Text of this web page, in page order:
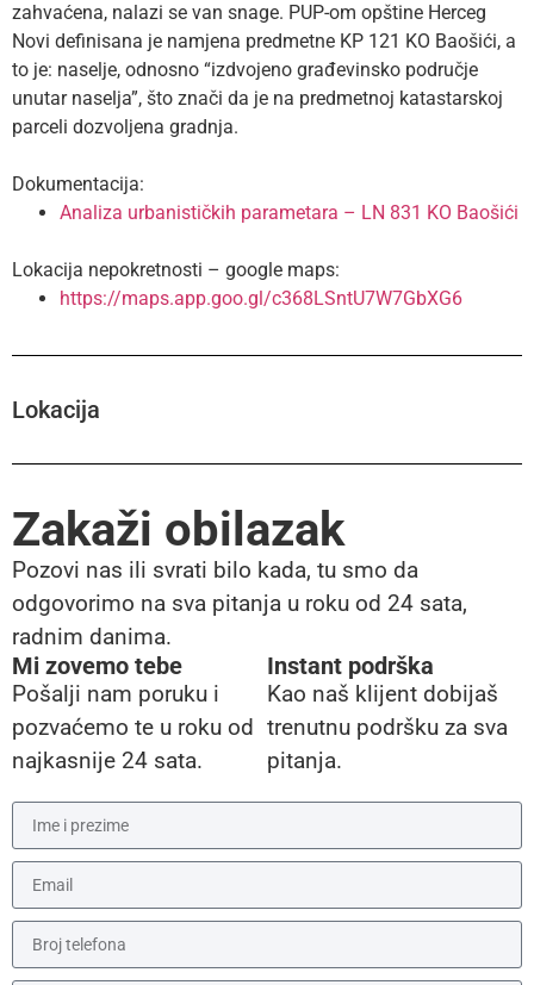
zahvaćena, nalazi se van snage. PUP-om opštine Herceg
Novi definisana je namjena predmetne KP 121 KO Baošići, a
to je: naselje, odnosno “izdvojeno građevinsko područje
unutar naselja”, što znači da je na predmetnoj katastarskoj
parceli dozvoljena gradnja.
Dokumentacija:
Analiza urbanističkih parametara – LN 831 KO Baošići
Lokacija nepokretnosti – google maps:
https://maps.app.goo.gl/c368LSntU7W7GbXG6
Lokacija
Zakaži obilazak
Pozovi nas ili svrati bilo kada, tu smo da
odgovorimo na sva pitanja u roku od 24 sata,
radnim danima.
Mi zovemo tebe
Pošalji nam poruku i
pozvaćemo te u roku od
najkasnije 24 sata.
Instant podrška
Kao naš klijent dobijaš
trenutnu podršku za sva
pitanja.